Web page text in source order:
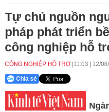
Tự chủ nguồn
pháp phát triển
công nghiệp hỗ
CÔNG NGHIỆP HỖ TRỢ 11:03 12/
Chia sẻ